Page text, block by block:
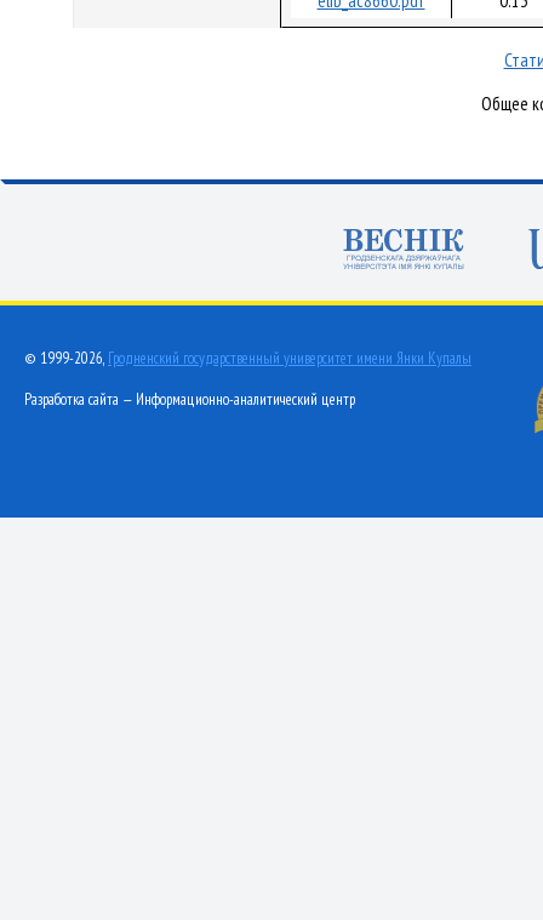
Общее
© 1999-2026, Гродненский государственный университет имени Янки Купалы
Разработка сайта — Информационно-аналитический центр